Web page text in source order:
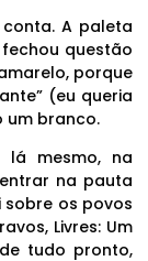
A paleta
questão
porque
(eu queria
um branco.
lá mesmo, na
na pauta
os povos
Livres: Um
tudo pronto,